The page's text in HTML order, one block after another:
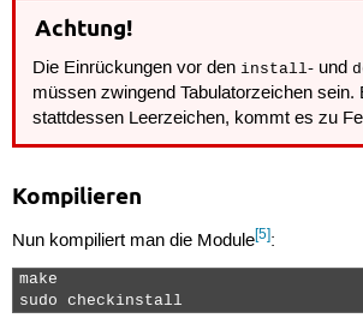
Achtung!
Die Einrückungen vor den install- und
müssen zwingend Tabulatorzeichen sein.
stattdessen Leerzeichen, kommt es zu
Kompilieren
Nun kompiliert man die Module[5]:
make
sudo checkinstall